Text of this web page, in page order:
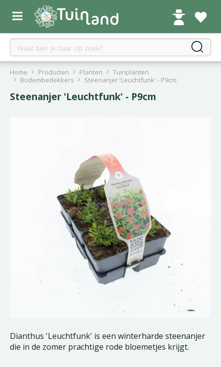
r
Home Producten Planten
Tuinplanten
Bodembedekkers
Steenanjer 'Leuchtfunk' - P9cm
Steenanjer 'Leuchtfunk' - P9cm
Dianthus 'Leuchtfunk' is een winterharde steenanjer
die in de zomer prachtige rode bloemetjes krijgt.